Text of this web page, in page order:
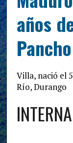
años
Villa, nació el
Río, Durango